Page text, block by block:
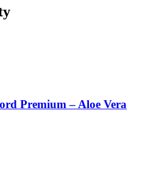
Premium – Aloe Vera